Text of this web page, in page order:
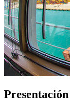
Presentación